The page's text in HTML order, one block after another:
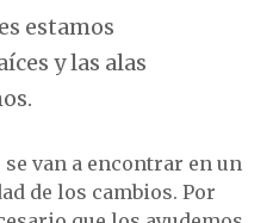
estamos
y las alas
van a encontrar en un
de los cambios. Por